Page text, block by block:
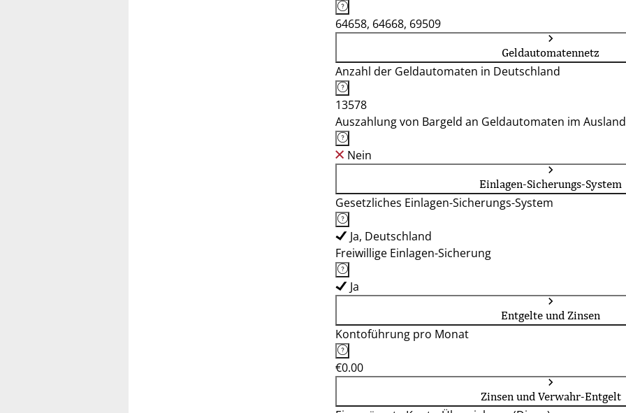
64658, 64668, 69509
Geldautomatennetz
Anzahl der Geldautomaten in Deutschland
13578
Auszahlung von Bargeld an Geldautomaten im
Nein
Einlagen-Sicherungs-System
Gesetzliches Einlagen-Sicherungs-System
Ja, Deutschland
Freiwillige Einlagen-Sicherung
Ja
Entgelte und Zinsen
Kontoführung pro Monat
€0.00
Zinsen und Verwahr-Entgelt